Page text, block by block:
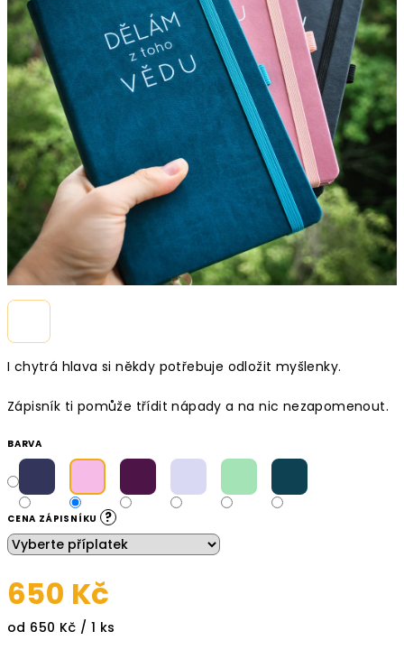
I chytrá hlava si někdy potřebuje odložit myšlenky.
Zápisník ti pomůže třídit nápady a na nic nezapomenout.
BARVA
CENA ZÁPISNÍKU ?
650 Kč
Měrná
od 650 Kč / 1 ks